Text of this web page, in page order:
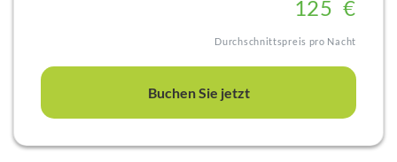
125 €
Durchschnittspreis pro Nacht
Buchen Sie jetzt